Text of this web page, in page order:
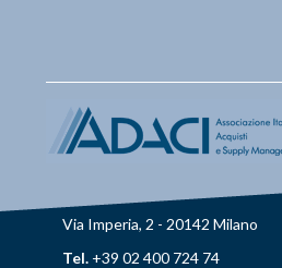
Via Imperia, 2 - 20142 Milano
Tel. +39 02 400 724 74